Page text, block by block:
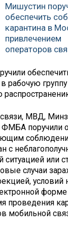
Мишустин
обеспечить
карантина в
привлечением
операторов
рабочую
МВД,
ФМБА поручили
с
ситуацией или
случаи
условий
проведения
мобильной